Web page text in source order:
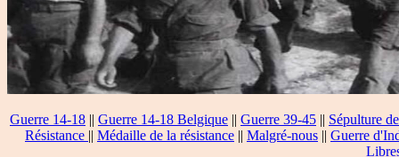
Guerre 14-18 || Guerre 14-18 Belgique || Guerre 39-45 || Sépulture
Résistance || Médaille de la résistance || Malgré-nous || Guerre